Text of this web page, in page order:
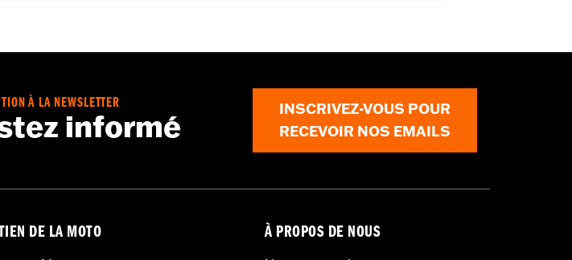
À LA NEWSLETTER
informé
INSCRIVEZ-VOUS POUR
RECEVOIR NOS EMAILS
DE LA MOTO À PROPOS DE NOUS